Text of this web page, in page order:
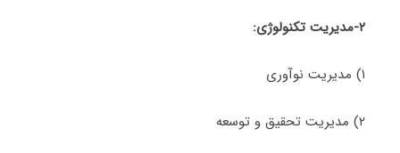
۲-مدیریت تکنولوژی:
۱) مدیریت نوآوری
۲) مدیریت تحقیق و توسعه